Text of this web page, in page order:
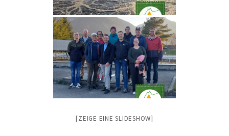
[ZEIGE EINE SLIDESHOW]